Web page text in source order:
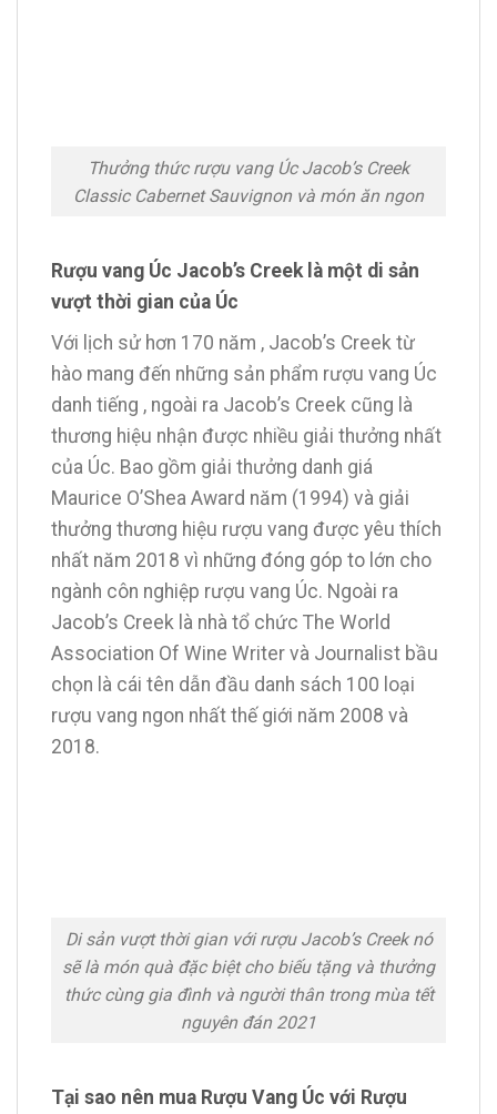
Thưởng thức rượu vang Úc Jacob’s Creek
Classic Cabernet Sauvignon và món ăn ngon
Rượu vang Úc Jacob’s Creek là một di sản
vượt thời gian của Úc
Với lịch sử hơn 170 năm , Jacob’s Creek từ
hào mang đến những sản phẩm rượu vang Úc
danh tiếng , ngoài ra Jacob’s Creek cũng là
thương hiệu nhận được nhiều giải thưởng nhất
của Úc. Bao gồm giải thưởng danh giá
Maurice O’Shea Award năm (1994) và giải
thưởng thương hiệu rượu vang được yêu thích
nhất năm 2018 vì những đóng góp to lớn cho
ngành côn nghiệp rượu vang Úc. Ngoài ra
Jacob’s Creek là nhà tổ chức The World
Association Of Wine Writer và Journalist bầu
chọn là cái tên dẫn đầu danh sách 100 loại
rượu vang ngon nhất thế giới năm 2008 và
2018.
Di sản vượt thời gian với rượu Jacob’s Creek nó
sẽ là món quà đặc biệt cho biếu tặng và thưởng
thức cùng gia đình và người thân trong mùa tết
nguyên đán 2021
Tại sao nên mua Rượu Vang Úc với Rượu